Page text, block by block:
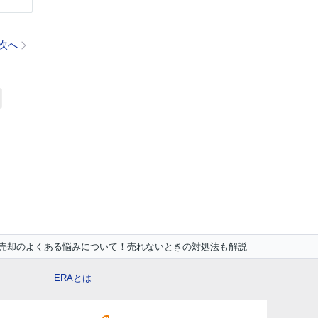
へ
却のよくある悩みについて！売れないときの対処法も解説
ERAとは